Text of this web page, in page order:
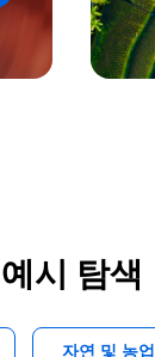
시 탐색
자연 및 농업